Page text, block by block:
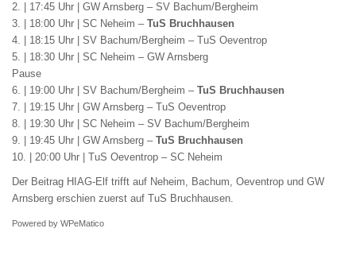
2. | 17:45 Uhr | GW Arnsberg – SV Bachum/Bergheim
3. | 18:00 Uhr | SC Neheim – TuS Bruchhausen
4. | 18:15 Uhr | SV Bachum/Bergheim – TuS Oeventrop
5. | 18:30 Uhr | SC Neheim – GW Arnsberg
Pause
6. | 19:00 Uhr | SV Bachum/Bergheim – TuS Bruchhausen
7. | 19:15 Uhr | GW Arnsberg – TuS Oeventrop
8. | 19:30 Uhr | SC Neheim – SV Bachum/Bergheim
9. | 19:45 Uhr | GW Arnsberg – TuS Bruchhausen
10. | 20:00 Uhr | TuS Oeventrop – SC Neheim
Der Beitrag HIAG-Elf trifft auf Neheim, Bachum, Oeventrop und GW
Arnsberg erschien zuerst auf TuS Bruchhausen.
Powered by WPeMatico